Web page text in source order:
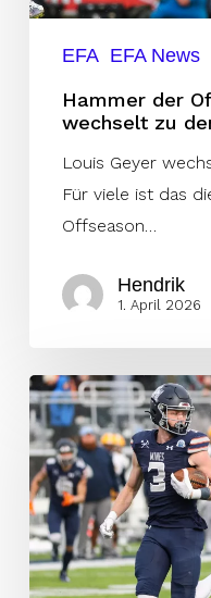
Ravens
EFA EFA News
Hammer der
wechselt zu
Louis Geyer
Für viele ist das
Offseason…
Hendrik
1. April 2026
Maximilian
McLeod
verstärkt
die
Royals
Offense